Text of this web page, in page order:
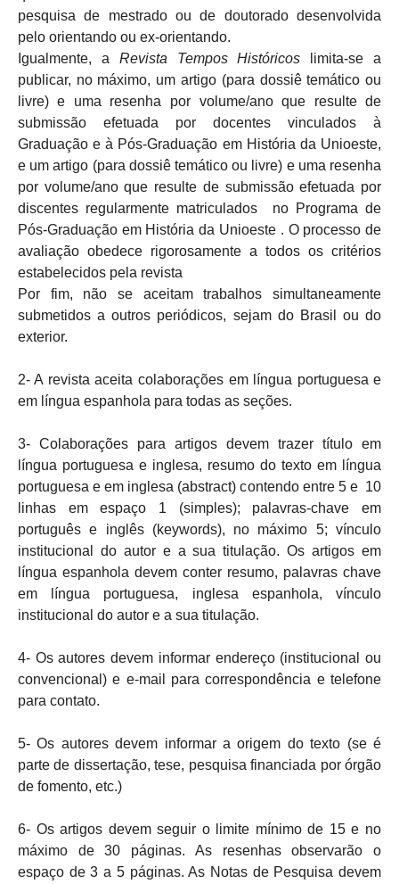
pesquisa de mestrado ou de doutorado desenvolvida
pelo orientando ou ex-orientando.
Igualmente, a
Revista Tempos Históricos limita-se a
publicar, no máximo, um artigo (para dossiê temático ou
livre) e uma resenha por volume/ano que resulte de
submissão efetuada por docentes vinculados à
Graduação e à Pós-Graduação em História da Unioeste,
e um artigo (para dossiê temático ou livre) e uma resenha
por volume/ano que resulte de submissão efetuada por
discentes regularmente matriculados no Programa de
Pós-Graduação em História da Unioeste . O processo de
avaliação obedece rigorosamente a todos os critérios
estabelecidos pela revista
Por fim, não se aceitam trabalhos simultaneamente
submetidos a outros periódicos, sejam do Brasil ou do
exterior.
2- A revista aceita colaborações em língua portuguesa e
em língua espanhola para todas as seções.
3- Colaborações para artigos devem trazer título em
língua portuguesa e inglesa, resumo do texto em língua
portuguesa e em inglesa (abstract) contendo entre 5 e 10
linhas em espaço 1 (simples); palavras-chave em
português e inglês (keywords), no máximo 5; vínculo
institucional do autor e a sua titulação. Os artigos em
língua espanhola devem conter resumo, palavras chave
em língua portuguesa, inglesa espanhola, vínculo
institucional do autor e a sua titulação.
4- Os autores devem informar endereço (institucional ou
convencional) e e-mail para correspondência e telefone
para contato.
5- Os autores devem informar a origem do texto (se é
parte de dissertação, tese, pesquisa financiada por órgão
de fomento, etc.)
6- Os artigos devem seguir o limite mínimo de 15 e no
máximo de 30 páginas. As resenhas observarão o
espaço de 3 a 5 páginas. As Notas de Pesquisa devem